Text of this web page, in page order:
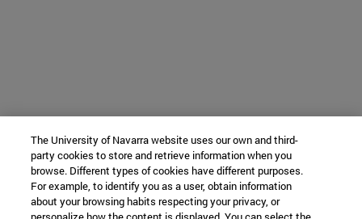
The University of Navarra website uses our own and third-
party cookies to store and retrieve information when you
browse. Different types of cookies have different purposes.
For example, to identify you as a user, obtain information
about your browsing habits respecting your privacy, or